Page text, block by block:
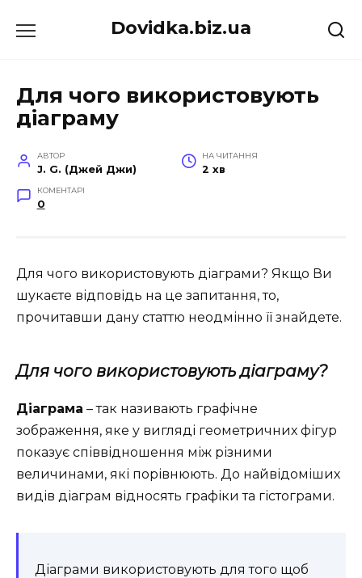
до
Dovidka.biz.ua
Для чого використовують
діаграму
АВТОР
J. G. (Джей Джи)
НА ЧИТАННЯ
2 хв
КОМЕНТАРІ
0
Для чого використовують діаграми? Якщо Ви
шукаєте відповідь на це запитання, то,
прочитавши дану статтю неодмінно її знайдете.
Для чого використовують діаграму?
Діаграма – так називають графічне
зображення, яке у вигляді геометричних фігур
показує співвідношення між різними
величинами, які порівнюють. До найвідоміших
видів діаграм відносять графіки та гістограми.
Діаграми використовують для того щоб